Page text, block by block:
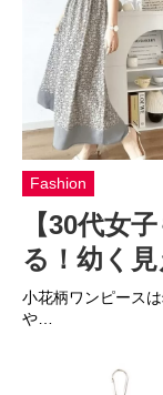
Fashion
【30代女
る！幼く
小花柄ワンピース
や…